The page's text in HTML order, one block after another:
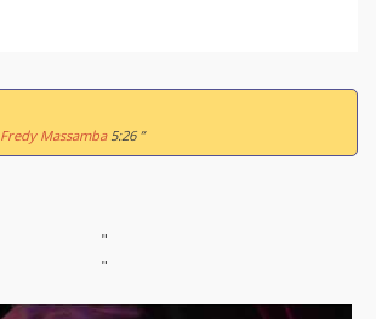
Fredy Massamba5:26 ”
"
"